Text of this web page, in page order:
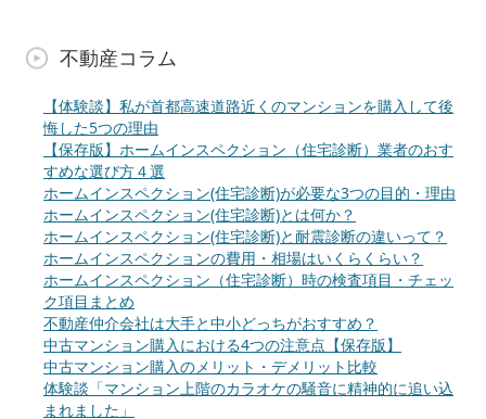
不動産コラム
【体験談】私が首都高速道路近くのマンションを購入して後
悔した5つの理由
【保存版】ホームインスペクション（住宅診断）業者のおす
すめな選び方４選
ホームインスペクション(住宅診断)が必要な3つの目的・理由
ホームインスペクション(住宅診断)とは何か？
ホームインスペクション(住宅診断)と耐震診断の違いって？
ホームインスペクションの費用・相場はいくらくらい？
ホームインスペクション（住宅診断）時の検査項目・チェッ
ク項目まとめ
不動産仲介会社は大手と中小どっちがおすすめ？
中古マンション購入における4つの注意点【保存版】
中古マンション購入のメリット・デメリット比較
体験談「マンション上階のカラオケの騒音に精神的に追い込
まれました」